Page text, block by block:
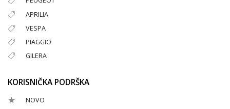
APRILIA
VESPA
PIAGGIO
GILERA
KORISNIČKA PODRŠKA
NOVO